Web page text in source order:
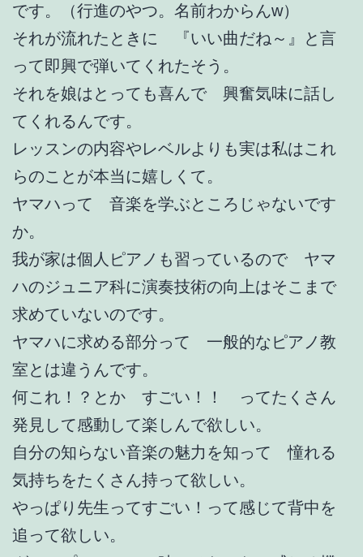
です。（行進のやつ。名前わからんw）
それが流れたときに 『いい曲だね～』と言
って即興で弾いてくれたそう。
それを娘はとっても喜んで 興奮気味に話し
てくれるんです。
レッスンの内容やレベルよりも実は私はこれ
らのことが本当に嬉しくて。
ヤマハって 音楽を学ぶところじゃないです
か。
我が家は個人ピアノも習っているので ヤマ
ハのジュニア科に演奏技術の向上はそこまで
求めていないのです。
ヤマハに求める部分って 一般的なピアノ教
室とは違うんです。
何これ！？とか すごい！！ ってたくさん
発見して感動して楽しんで欲しい。
自分の知らない音楽の魅力を知って 憧れる
気持ちをたくさん持って欲しい。
やっぱり先生ってすごい！って感じて背中を
追って欲しい。